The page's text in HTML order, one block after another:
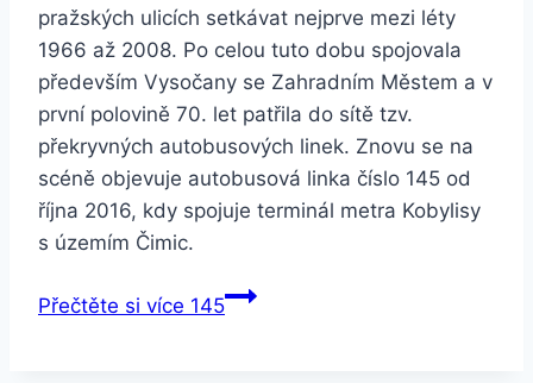
pražských ulicích setkávat nejprve mezi léty
1966 až 2008. Po celou tuto dobu spojovala
především Vysočany se Zahradním Městem a v
první polovině 70. let patřila do sítě tzv.
překryvných autobusových linek. Znovu se na
scéně objevuje autobusová linka číslo 145 od
října 2016, kdy spojuje terminál metra Kobylisy
s územím Čimic.
Přečtěte si více 145